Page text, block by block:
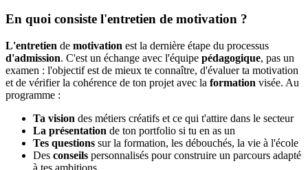
En quoi consiste l'entretien de motivation ?
L'entretien de motivation est la dernière étape du processus
d'admission. C'est un échange avec l'équipe pédagogique, pas un
examen : l'objectif est de mieux te connaître, d'évaluer ta motivation
et de vérifier la cohérence de ton projet avec la formation visée. Au
programme :
Ta vision des métiers créatifs et ce qui t'attire dans le secteur
La présentation de ton portfolio si tu en as un
Tes questions sur la formation, les débouchés, la vie à l'école
Des conseils personnalisés pour construire un parcours adapté
à tes ambitions